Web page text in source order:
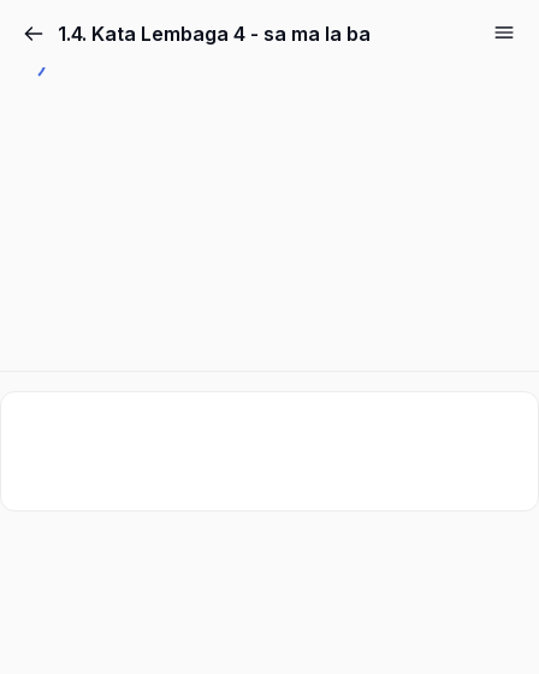
1.4. Kata Lembaga 4 - sa ma la ba